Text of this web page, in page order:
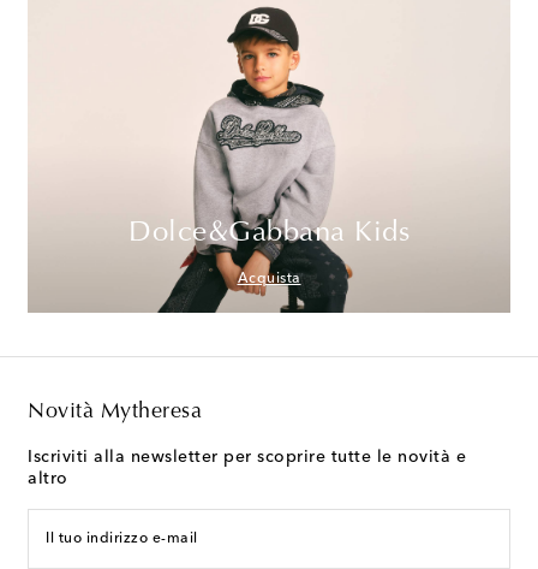
Dolce&Gabbana Kids
Acquista
Novità Mytheresa
Iscriviti alla newsletter per scoprire tutte le novità e
altro
Il tuo indirizzo e-mail